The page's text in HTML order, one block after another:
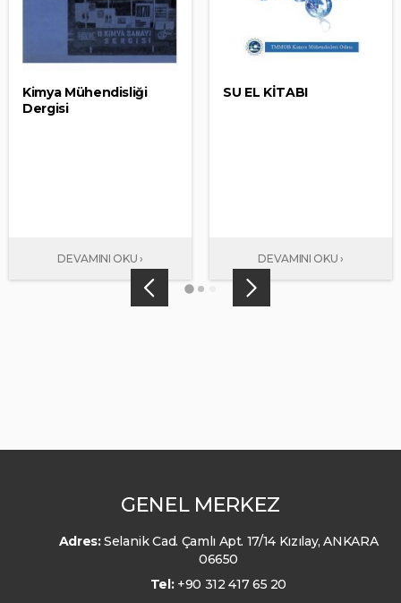
Kimya Mühendisliği
Dergisi
SU EL KİTABI
GENEL MERKEZ
Adres:Selanik Cad. Çamlı Apt. 17/14 Kızılay, ANKARA
06650
Tel: +90 312 417 65 20